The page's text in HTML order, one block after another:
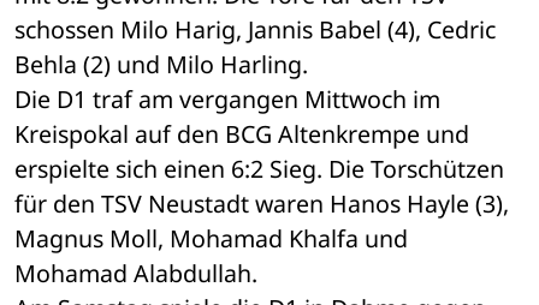
schossen Milo Harig, Jannis Babel (4), Cedric
Behla (2) und Milo Harling.
Die D1 traf am vergangen Mittwoch im
Kreispokal auf den BCG Altenkrempe und
erspielte sich einen 6:2 Sieg. Die Torschützen
für den TSV Neustadt waren Hanos Hayle (3),
Magnus Moll, Mohamad Khalfa und
Mohamad Alabdullah.